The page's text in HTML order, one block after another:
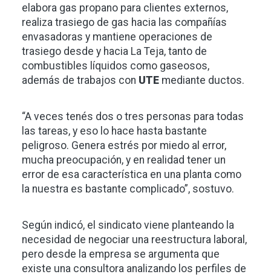
elabora gas propano para clientes externos,
realiza trasiego de gas hacia las compañías
envasadoras y mantiene operaciones de
trasiego desde y hacia La Teja, tanto de
combustibles líquidos como gaseosos,
además de trabajos con UTE mediante ductos.
“A veces tenés dos o tres personas para todas
las tareas, y eso lo hace hasta bastante
peligroso. Genera estrés por miedo al error,
mucha preocupación, y en realidad tener un
error de esa característica en una planta como
la nuestra es bastante complicado”, sostuvo.
Según indicó, el sindicato viene planteando la
necesidad de negociar una reestructura laboral,
pero desde la empresa se argumenta que
existe una consultora analizando los perfiles de